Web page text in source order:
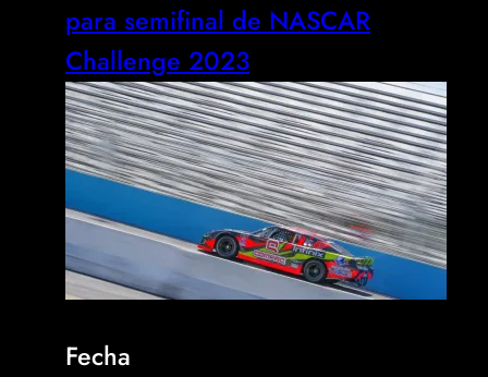
para semifinal de NASCAR
Challenge 2023
Fecha